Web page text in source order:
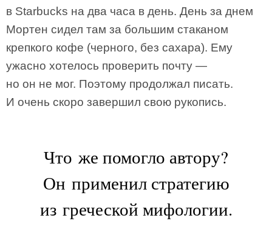
в Starbucks на два часа в день. День за днем
Мортен сидел там за большим стаканом
крепкого кофе (черного, без сахара). Ему
ужасно хотелось проверить почту —
но он не мог. Поэтому продолжал писать.
И очень скоро завершил свою рукопись.
Что же помогло автору?
Он применил стратегию
из греческой мифологии.